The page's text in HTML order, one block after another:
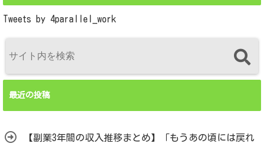
Tweets by 4parallel_work
最近の投稿
【副業3年間の収入推移まとめ】「もうあの頃には戻れ